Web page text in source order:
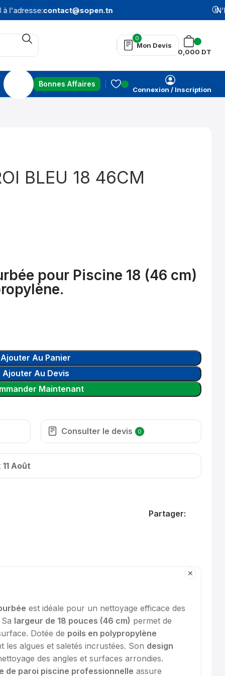
l'adresse:contact@sopen.tn
0
Mon Devis
0,000 DT
Bonnes Affaires
Connexion / Inscription
BLEU 18 46CM
pour Piscine 18 (46 cm)
Ajouter Au Panier
Ajouter Au Devis
Maintenant
Consulter le devis 0
11 Août
Partager:
est idéale pour un nettoyage efficace des
largeur de 18 pouces (46 cm) permet de
Dotée de poils en polypropylène
les algues et saletés incrustées. Son design
des angles et surfaces arrondies.
de paroi piscine professionnelle assure